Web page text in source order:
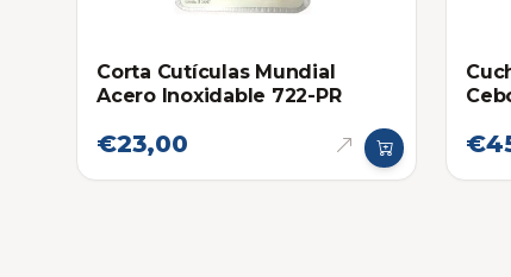
Corta Cutículas Mundial
Acero Inoxidable 722-PR
€23,00